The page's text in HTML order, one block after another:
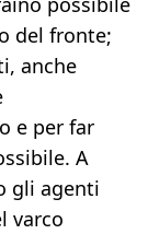
del fronte;
anche
e per far
A
gli agenti
varco